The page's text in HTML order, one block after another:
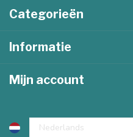
Categorieën
Informatie
Mijn account